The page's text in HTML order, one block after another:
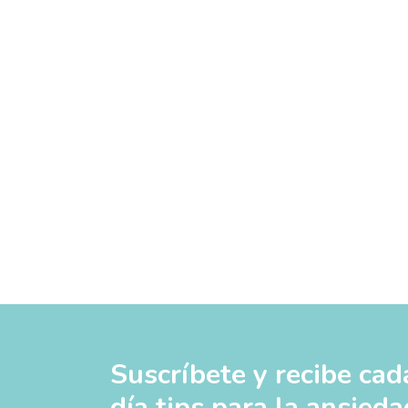
Suscríbete y recibe